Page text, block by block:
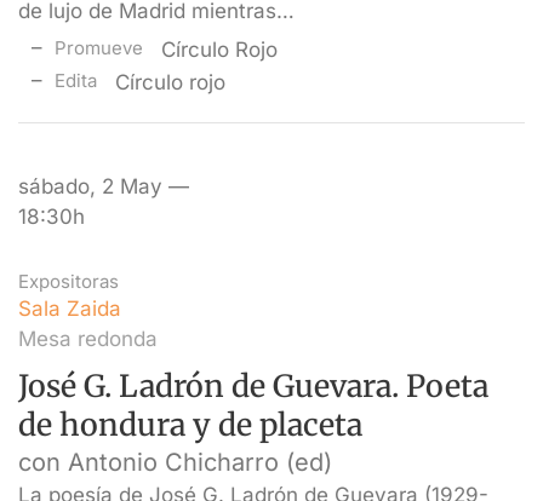
de lujo de Madrid mientras…
Promueve Círculo Rojo
Edita Círculo rojo
sábado, 2 May —
18:30h
Expositoras
Sala Zaida
Mesa redonda
José G. Ladrón de Guevara. Poeta
de hondura y de placeta
con Antonio Chicharro (ed)
La poesía de José G. Ladrón de Guevara (1929-